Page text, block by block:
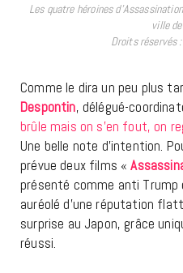
Les quatre héroines
ville
Droits réservés
Comme le dira un peu plus
Despontin, délégué-
brûle mais on s’en fout, on
Une belle note d’intention.
prévue deux films «
présenté comme anti
auréolé d’une réputation
surprise au Japon, grâce
réussi.